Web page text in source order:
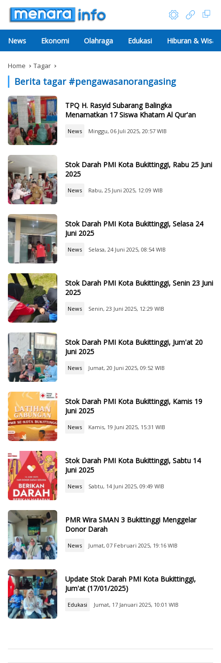
News Ekonomi Olahraga Edukasi Hiburan &
Home Tagar
Berita tagar #pengawasanorangasing
TPQ H. Rasyid Subarang Balingka
Menamatkan 17 Siswa Khatam Al Qur'an
News Minggu, 06 Juli 2025, 20:57 WIB
Stok Darah PMI Kota Bukittinggi, Rabu 25 Juni
2025
News Rabu, 25 Juni 2025, 12:09 WIB
Stok Darah PMI Kota Bukittinggi, Selasa 24
Juni 2025
News Selasa, 24 Juni 2025, 08:54 WIB
Stok Darah PMI Kota Bukittinggi, Senin 23 Juni
2025
News Senin, 23 Juni 2025, 12:29 WIB
Stok Darah PMI Kota Bukittinggi, Jum'at 20
Juni 2025
News Jumat, 20 Juni 2025, 09:52 WIB
Stok Darah PMI Kota Bukittinggi, Kamis 19
Juni 2025
News Kamis, 19 Juni 2025, 15:31 WIB
Stok Darah PMI Kota Bukittinggi, Sabtu 14
Juni 2025
News Sabtu, 14 Juni 2025, 09:49 WIB
PMR Wira SMAN 3 Bukittinggi Menggelar
Donor Darah
News Jumat, 07 Februari 2025, 19:16 WIB
Update Stok Darah PMI Kota Bukittinggi,
Jum'at (17/01/2025)
Edukasi Jumat, 17 Januari 2025, 10:01 WIB